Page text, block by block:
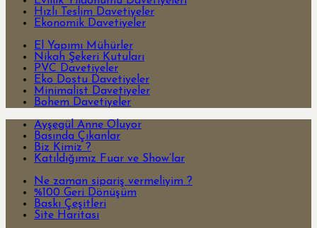
Hızlı Teslim Davetiyeler
Ekonomik Davetiyeler
El Yapımı Mühürler
Nikah Şekeri Kutuları
PVC Davetiyeler
Eko Dostu Davetiyeler
Minimalist Davetiyeler
Bohem Davetiyeler
Ayşegül Anne Oluyor
Basında Çıkanlar
Biz Kimiz ?
Katıldığımız Fuar ve Show’lar
Ne zaman sipariş vermeliyim ?
%100 Geri Dönüşüm
Baskı Çeşitleri
Site Haritası